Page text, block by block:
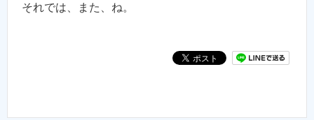
それでは、また、ね。